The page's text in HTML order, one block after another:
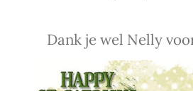
Dank je wel Nelly